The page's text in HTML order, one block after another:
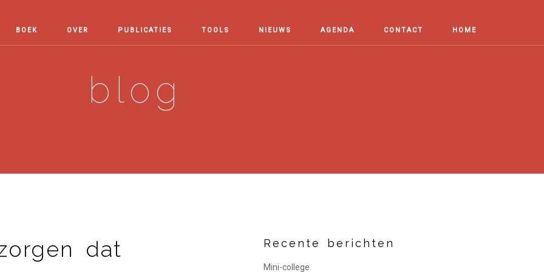
BOEK OVER PUBLICATIES TOOLS NIEUWS AGENDA CONTACT HOME
blog
dat
Recente berichten
Mini-college